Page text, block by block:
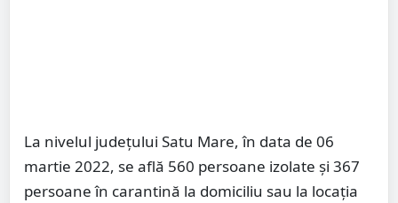
La nivelul județului Satu Mare, în data de 06
martie 2022, se află 560 persoane izolate și 367
persoane în carantină la domiciliu sau la locația